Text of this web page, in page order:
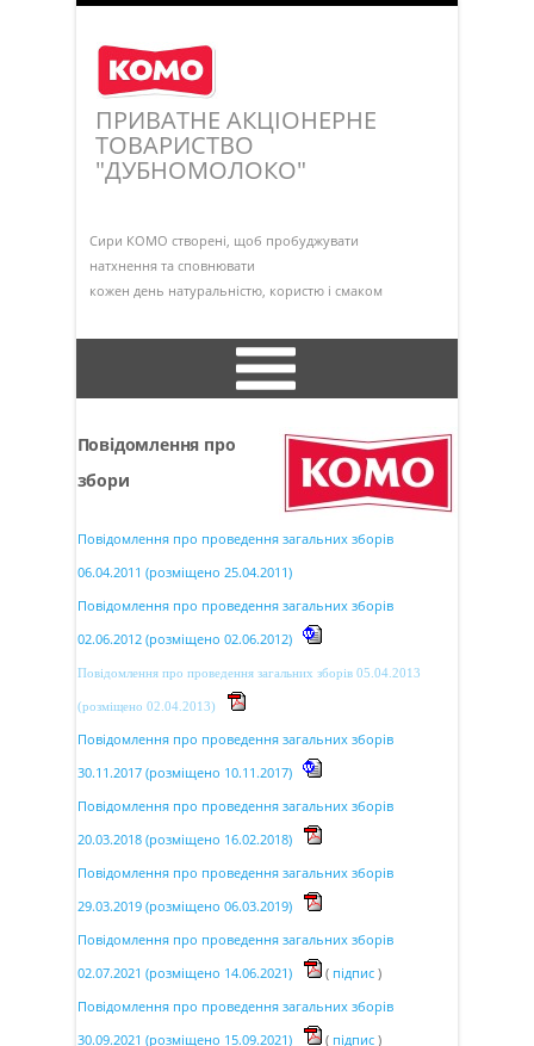
ПРИВАТНЕ АКЦІОНЕРНЕ
ТОВАРИСТВО
"ДУБНОМОЛОКО"
Сири КОМО створені, щоб пробуджувати
натхнення та сповнювати
кожен день натуральністю, користю і смаком
Інформація про підприємство
Установчі документи
Повідомлення про збори
Для акціонерів
Звітність
Розкриття інформації
Повідомлення про
збори
Повідомлення про проведення загальних зборів
06.04.2011 (розміщено 25.04.2011)
Повідомлення про проведення загальних зборів
02.06.2012 (розміщено 02.06.2012)
Повідомлення про проведення загальних зборів 05.04.2013
(розміщено 02.04.2013)
Повідомлення про проведення загальних зборів
30.11.2017 (розміщено 10.11.2017)
Повідомлення про проведення загальних зборів
20.03.2018 (розміщено 16.02.2018)
Повідомлення про проведення загальних зборів
29.03.2019 (розміщено 06.03.2019)
Повідомлення про проведення загальних зборів
02.07.2021 (розміщено 14.06.2021)
(підпис )
Повідомлення про проведення загальних зборів
30.09.2021 (розміщено 15.09.2021)
(підпис )